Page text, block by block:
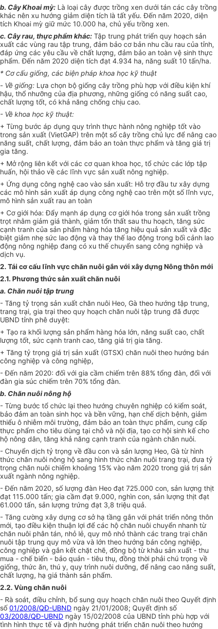
b. Cây Khoai mỳ: Là loại cây được trồng xen dưới tán các cây trồng
khác nên xu hướng giảm diện tích là tất yếu. Đến năm 2020, diện
tích Khoai mỳ giữ mức 10.000 ha, chủ yếu trồng xen.
c. Cây rau, thực phẩm khác: Tập trung phát triển quy hoạch sản
xuất các vùng rau tập trung, đảm bảo cơ bản nhu cầu rau của tỉnh,
đáp ứng các yêu cầu về chất lượng, đảm bảo an toàn vệ sinh thực
phẩm. Đến năm 2020 diện tích đạt 4.934 ha, năng suất 10 tấn/ha.
* Cơ cấu giống, các biện pháp khoa học kỹ thuật
- Về giống: Lựa chọn bộ giống cây trồng phù hợp với điều kiện khí
hậu, thổ nhưỡng của địa phương, những giống có năng suất cao,
chất lượng tốt, có khả năng chống chịu cao.
- Về khoa học kỹ thuật:
+ Từng bước áp dụng quy trình thực hành nông nghiệp tốt vào
trong sản xuất (VietGAP) trên một số cây trồng chủ lực để nâng cao
năng suất, chất lượng, đảm bảo an toàn thực phẩm và tăng giá trị
gia tăng.
+ Mở rộng liên kết với các cơ quan khoa học, tổ chức các lớp tập
huấn, hội thảo về các lĩnh vực sản xuất nông nghiệp.
+ Ứng dụng công nghệ cao vào sản xuất: Hỗ trợ đầu tư xây dựng
các mô hình sản xuất áp dụng công nghệ cao trên một số lĩnh vực,
mô hình sản xuất rau an toàn
+ Cơ giới hóa: Đẩy mạnh áp dụng cơ giới hóa trong sản xuất trồng
trọt nhằm giảm giá thành, giảm tổn thất sau thu hoạch, tăng sức
cạnh tranh của sản phẩm hàng hóa tăng hiệu quả sản xuất và đặc
biệt giảm nhẹ sức lao động và thay thế lao động trong bối cảnh lao
động nông nghiệp đang có xu thế chuyển sang công nghiệp và
dịch vụ.
2. Tái cơ cấu lĩnh vực chăn nuôi gắn với xây dựng Nông thôn mới
2.1. Phương thức sản xuất chăn nuôi
a. Chăn nuôi tập trung
- Tăng tỷ trọng sản xuất chăn nuôi Heo, Gà theo hướng tập trung,
trang trại, gia trại theo quy hoạch chăn nuôi tập trung đã được
UBND tỉnh phê duyệt:
+ Tạo ra khối lượng sản phẩm hàng hóa lớn, năng suất cao, chất
lượng tốt, sức cạnh tranh cao, tăng giá trị gia tăng.
+ Tăng tỷ trọng giá trị sản xuất (GTSX) chăn nuôi theo hướng bán
công nghiệp và công nghiệp,
- Đến năm 2020: đối với gia cầm chiếm trên 88% tổng đàn, đối với
đàn gia súc chiếm trên 70% tổng đàn.
b. Chăn nuôi nông hộ
- Từng bước tổ chức lại theo hướng chuyên nghiệp có kiểm soát,
bảo đảm an toàn sinh học và bền vững, hạn chế dịch bệnh, giảm
thiểu ô nhiễm môi trường, đảm bảo an toàn thực phẩm, cung cấp
thực phẩm cho tiêu dùng tại chỗ và nội địa, tạo cơ hội sinh kế cho
hộ nông dân, tăng khả năng cạnh tranh của ngành chăn nuôi.
- Chuyển dịch tỷ trọng về đầu con và sản lượng Heo, Gà từ hình
thức chăn nuôi nông hộ sang hình thức chăn nuôi trang trại, đưa tỷ
trọng chăn nuôi chiếm khoảng 15% vào năm 2020 trong giá trị sản
xuất ngành nông nghiệp.
- Đến năm 2020, số lượng đàn Heo đạt 725.000 con, sản lượng thịt
đạt 115.000 tấn; gia cầm đạt 9.000, nghìn con, sản lượng thịt đạt
61.000 tấn, sản lượng trứng đạt 3,8 triệu quả.
- Tăng cường xây dựng cơ sở hạ tầng gắn với phát triển nông thôn
mới, tạo điều kiện thuận lợi để các hộ chăn nuôi chuyển nhanh từ
chăn nuôi phân tán, nhỏ lẻ, quy mô nhỏ thành các trang trại chăn
nuôi tập trung quy mô vừa và lớn theo hướng bán công nghiệp,
công nghiệp và gắn kết chặt chẽ, đồng bộ từ khâu sản xuất - thu
mua - chếbiến - bảo quản - tiêu thụ, đồng thời phải chú trọng về
giống, thức ăn, thú y, quy trình nuôi dưỡng, để nâng cao năng suất,
chất lượng, hạ giá thành sản phẩm.
2.2. Vùng chăn nuôi
- Rà soát, điều chỉnh, bổ sung quy hoạch chăn nuôi theo Quyết định
số01/2008/QĐ-UBND ngày 21/01/2008; Quyết định số
03/2008/QĐ-UBND ngày 15/02/2008 của UBND tỉnh phù hợp với
tình hình thực tế và định hướng phát triển chăn nuôi theo hướng